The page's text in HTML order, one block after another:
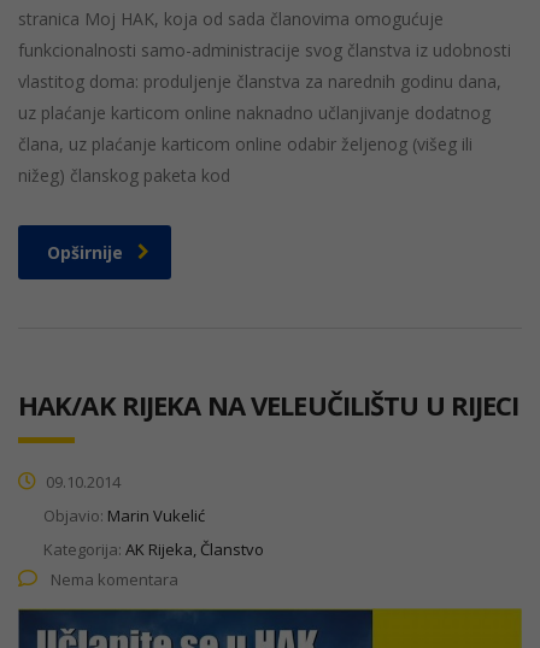
stranica Moj HAK, koja od sada članovima omogućuje
funkcionalnosti samo-administracije svog članstva iz udobnosti
vlastitog doma: produljenje članstva za narednih godinu dana,
uz plaćanje karticom online naknadno učlanjivanje dodatnog
člana, uz plaćanje karticom online odabir željenog (višeg ili
nižeg) članskog paketa kod
Opširnije
HAK/AK RIJEKA NA VELEUČILIŠTU U RIJECI
09.10.2014
Objavio: Marin Vukelić
Kategorija: AK Rijeka, Članstvo
Nema komentara